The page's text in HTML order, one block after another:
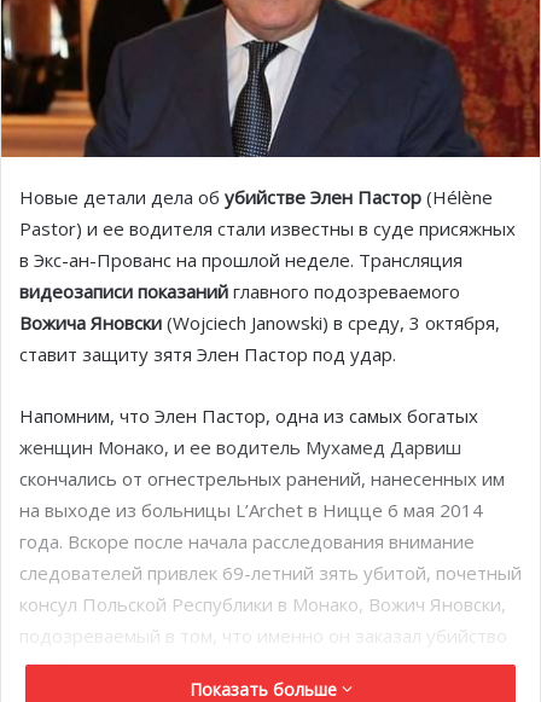
Новые детали дела об убийстве Элен Пастор (Hélène
Pastor) и ее водителя стали известны в суде присяжных
в Экс-ан-Прованс на прошлой неделе. Трансляция
видеозаписи показаний главного подозреваемого
Вожича Яновски (Wojciech Janowski) в среду, 3 октября,
ставит защиту зятя Элен Пастор под удар.
Напомним, что Элен Пастор, одна из самых богатых
женщин Монако, и ее водитель Мухамед Дарвиш
скончались от огнестрельных ранений, нанесенных им
на выходе из больницы L’Archet в Ницце 6 мая 2014
года. Вскоре после начала расследования внимание
следователей привлек 69-летний зять убитой, почетный
консул Польской Республики в Монако, Вожич Яновски,
подозреваемый в том, что именно он заказал убийство
своей тещи.
Показать больше